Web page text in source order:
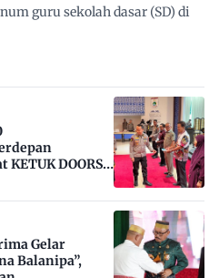
guru sekolah dasar (SD) di
DOORS
Gelar
Balanipa”,